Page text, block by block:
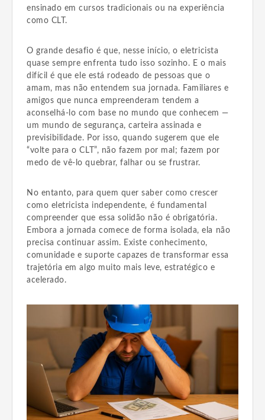
ensinado em cursos tradicionais ou na experiência
como CLT.
O grande desafio é que, nesse início, o eletricista
quase sempre enfrenta tudo isso sozinho. E o mais
difícil é que ele está rodeado de pessoas que o
amam, mas não entendem sua jornada. Familiares e
amigos que nunca empreenderam tendem a
aconselhá-lo com base no mundo que conhecem —
um mundo de segurança, carteira assinada e
previsibilidade. Por isso, quando sugerem que ele
“volte para o CLT”, não fazem por mal; fazem por
medo de vê-lo quebrar, falhar ou se frustrar.
No entanto, para quem quer saber como crescer
como eletricista independente, é fundamental
compreender que essa solidão não é obrigatória.
Embora a jornada comece de forma isolada, ela não
precisa continuar assim. Existe conhecimento,
comunidade e suporte capazes de transformar essa
trajetória em algo muito mais leve, estratégico e
acelerado.